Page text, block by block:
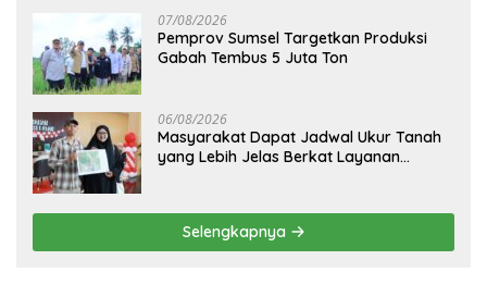
07/08/2026
Pemprov Sumsel Targetkan Produksi
Gabah Tembus 5 Juta Ton
06/08/2026
Masyarakat Dapat Jadwal Ukur Tanah
yang Lebih Jelas Berkat Layanan
Selengkapnya